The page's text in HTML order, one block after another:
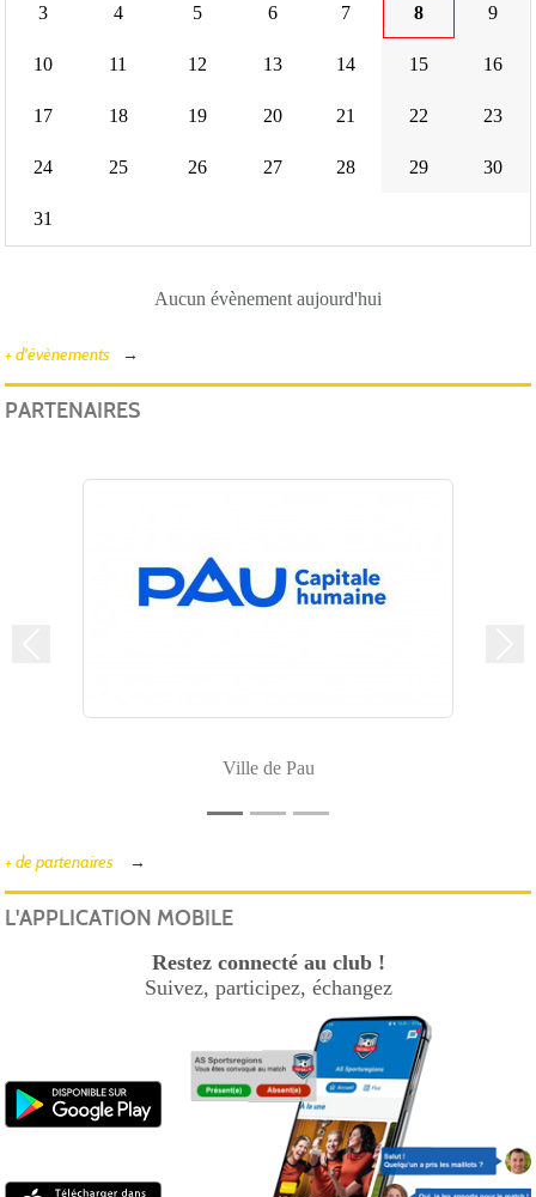
3 4 5 6 7 8 9
10 11 12 13 14 15 16
17 18 19 20 21 22 23
24 25 26 27 28 29 30
31
Aucun évènement aujourd'hui
+ d'évènements
PARTENAIRES
Ville de Pau
+ de partenaires
L'APPLICATION MOBILE
Restez connecté au club !
Suivez, participez, échangez